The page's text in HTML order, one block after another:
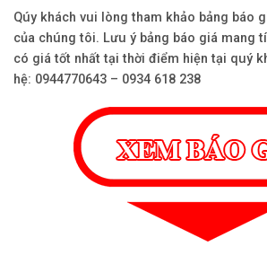
Qúy khách vui lòng tham khảo bảng báo
của chúng tôi. Lưu ý bảng báo giá mang
có giá tốt nhất tại thời điểm hiện tại quý
hệ: 0944770643 – 0934 618 238